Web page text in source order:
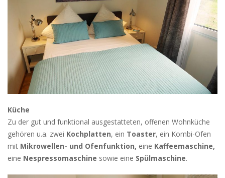
Küche
Zu der gut und funktional ausgestatteten, offenen Wohnküche
gehören u.a. zwei Kochplatten, ein Toaster, ein Kombi-Ofen
mit Mikrowellen- und Ofenfunktion, eine Kaffeemaschine,
eine Nespressomaschine sowie eine Spülmaschine.